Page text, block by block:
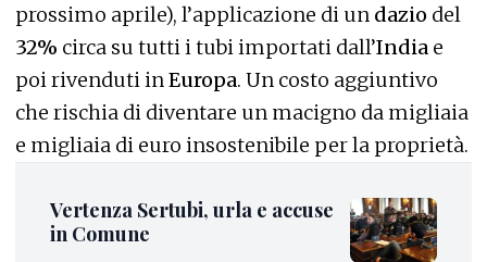
prossimo aprile), l’applicazione di un dazio del
32% circa su tutti i tubi importati dall’India e
poi rivenduti inEuropa. Un costo aggiuntivo
che rischia di diventare un macigno da migliaia
e migliaia di euro insostenibile per la proprietà.
Vertenza Sertubi, urla e accuse
in Comune